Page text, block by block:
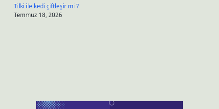
Tilki ile kedi çiftleşir mi ?
Temmuz 18, 2026